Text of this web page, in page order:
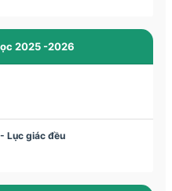
2025 -2026
Lục giác đều